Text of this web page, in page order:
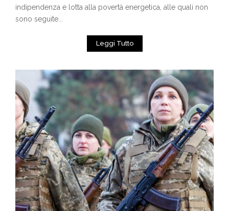
indipendenza e lotta alla povertà energetica, alle quali non
sono seguite...
Leggi Tutto